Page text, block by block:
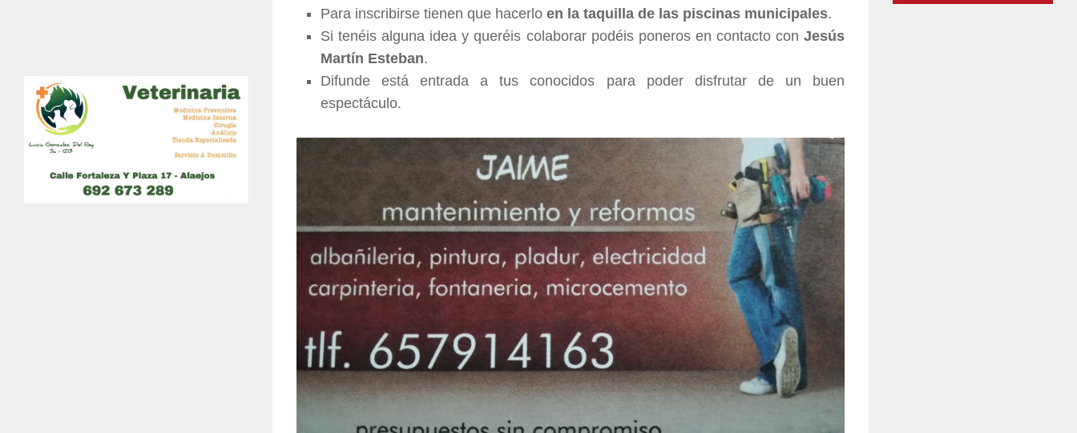
Para inscribirse tienen que hacerlo en la taquilla de las piscinas municipales.
Si tenéis alguna idea y queréis colaborar podéis poneros en contacto con Jesús
Martín Esteban.
Difunde está entrada a tus conocidos para poder disfrutar de un buen
espectáculo.